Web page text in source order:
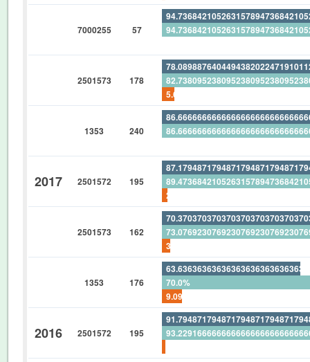
7000255 57
2501573 178
1353 240
2017 2501572 195
2501573 162
1353 176
70.0%
2016 2501572 195